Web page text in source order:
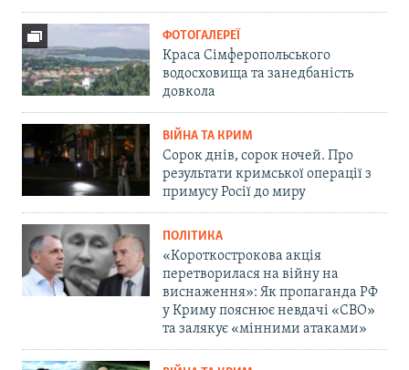
ФОТОГАЛЕРЕЇ
Краса Сімферопольського
водосховища та занедбаність
довкола
ВІЙНА ТА КРИМ
Сорок днів, сорок ночей. Про
результати кримської операції з
примусу Росії до миру
ПОЛІТИКА
«Короткострокова акція
перетворилася на війну на
виснаження»: Як пропаганда РФ
у Криму пояснює невдачі «СВО»
та залякує «мінними атаками»